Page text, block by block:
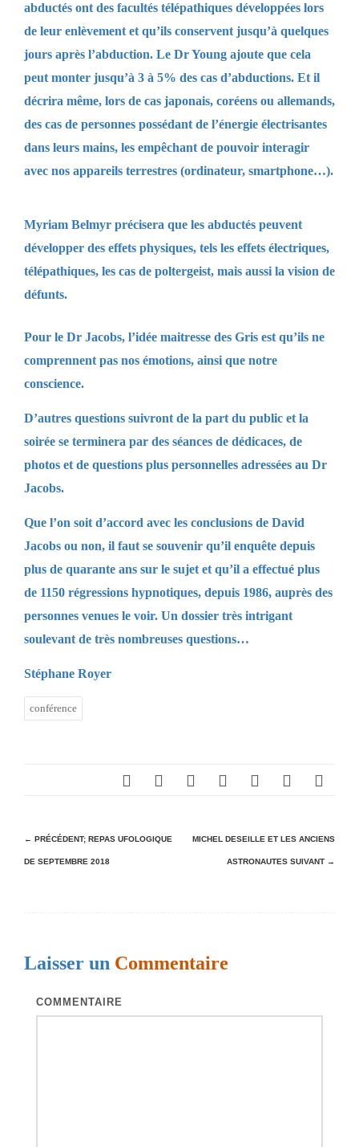
abductés ont des facultés télépathiques développées lors
de leur enlèvement et qu’ils conservent jusqu’à quelques
jours après l’abduction. Le Dr Young ajoute que cela
peut monter jusqu’à 3 à 5% des cas d’abductions. Et il
décrira même, lors de cas japonais, coréens ou allemands,
des cas de personnes possédant de l’énergie électrisantes
dans leurs mains, les empêchant de pouvoir interagir
avec nos appareils terrestres (ordinateur, smartphone…).
Myriam Belmyr précisera que les abductés peuvent
développer des effets physiques, tels les effets électriques,
télépathiques, les cas de poltergeist, mais aussi la vision de
défunts.
Pour le Dr Jacobs, l’idée maitresse des Gris est qu’ils ne
comprennent pas nos émotions, ainsi que notre
conscience.
D’autres questions suivront de la part du public et la
soirée se terminera par des séances de dédicaces, de
photos et de questions plus personnelles adressées au Dr
Jacobs.
Que l’on soit d’accord avec les conclusions de David
Jacobs ou non, il faut se souvenir qu’il enquête depuis
plus de quarante ans sur le sujet et qu’il a effectué plus
de 1150 régressions hypnotiques, depuis 1986, auprès des
personnes venues le voir. Un dossier très intrigant
soulevant de très nombreuses questions…
Stéphane Royer
conférence
N
a
a
← PRÉCÉDENT; REPAS UFOLOGIQUE
DE SEPTEMBRE 2018
MICHEL DESEILLE ET LES ANCIENS
ASTRONAUTES SUIVANT →
Laisser un Commentaire
COMMENTAIRE